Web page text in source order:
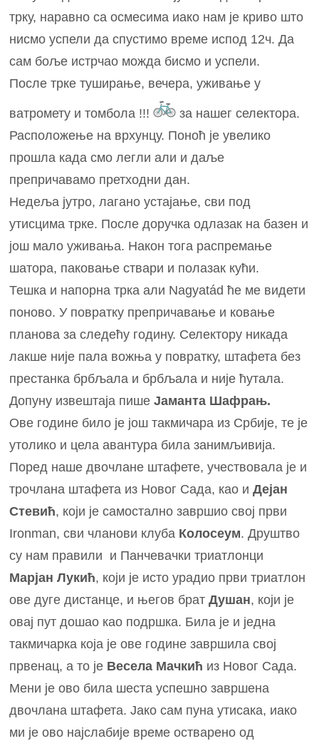
трку, наравно са осмесима иако нам је криво што
нисмо успели да спустимо време испод 12ч. Да
сам боље истрчао можда бисмо и успели.
После трке туширање, вечера, уживање у
ватромету и томбола !!!
за нашег селектора.
Расположење на врхунцу. Поноћ је увелико
прошла када смо легли али и даље
препричавамо претходни дан.
Недеља јутро, лагано устајање, сви под
утисцима трке. После доручка одлазак на базен и
још мало уживања. Након тога распремање
шатора, паковање ствари и полазак кући.
Тешка и напорна трка али Nagyatád ће ме видети
поново. У повратку препричавање и ковање
планова за следећу годину. Селектору никада
лакше није пала вожња у повратку, штафета без
престанка брбљала и брбљала и није ћутала.
Допуну извештаја пише Јаманта Шафрањ.
Ове године било је још такмичара из Србије, те је
утолико и цела авантура била занимљивија.
Поред наше двочлане штафете, учествовала је и
трочлана штафета из Новог Сада, као иДејан
Стевић, који је самостално завршио свој први
Ironman, сви чланови клуба Колосеум. Друштво
су нам правили и Панчевачки триатлонци
Марјан Лукић, који је исто урадио први триатлон
ове дуге дистанце, и његов братДушан, који је
овај пут дошао као подршка. Била је и једна
такмичарка која је ове године завршила свој
првенац, а то је Весела Мачкић из Новог Сада.
Мени је ово била шеста успешно завршена
двочлана штафета. Јако сам пуна утисака, иако
ми је ово најслабије време остварено од